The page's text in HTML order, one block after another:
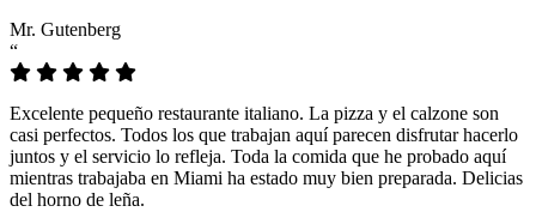
Mr. Gutenberg
“
Excelente pequeño restaurante italiano. La pizza y el calzone son
casi perfectos. Todos los que trabajan aquí parecen disfrutar hacerlo
juntos y el servicio lo refleja. Toda la comida que he probado aquí
mientras trabajaba en Miami ha estado muy bien preparada. Delicias
del horno de leña.